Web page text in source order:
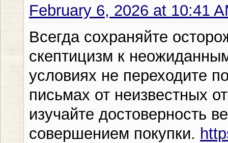
February 6, 2026 at 10:41
Всегда сохраняйте
скептицизм к
условиях не переходите
письмах от неизвестных
изучайте достоверность
совершением покупки.